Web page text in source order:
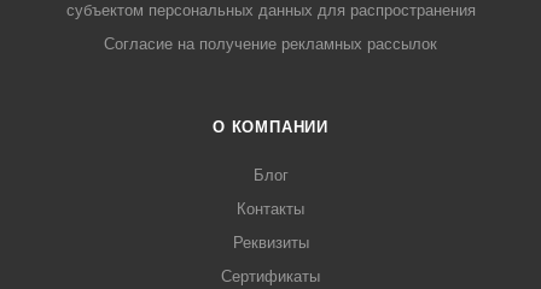
субъектом персональных данных для распространения
Согласие на получение рекламных рассылок
О КОМПАНИИ
Блог
Контакты
Реквизиты
Сертификаты